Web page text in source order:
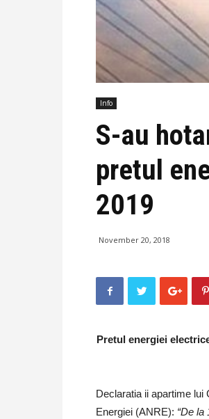
Info
S-au
pretul
2019
November 20, 2018
Pretul energiei
Declaratia ii apartime lui
Energiei (ANRE): “De